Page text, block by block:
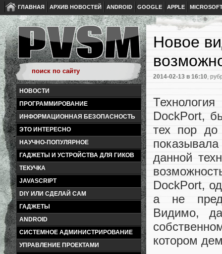
ГЛАВНАЯ АРХИВ НОВОСТЕЙ ANDROID GOOGLE APPLE
НОВОСТИ
ПРОГРАММИРОВАНИЕ
ИНФОРМАЦИОННАЯ БЕЗОПАСНОСТЬ
ЭТО ИНТЕРЕСНО
НАУЧНО-ПОПУЛЯРНОЕ
ГАДЖЕТЫ И УСТРОЙСТВА ДЛЯ ГИКОВ
ТЕКУЧКА
JAVASCRIPT
DIY ИЛИ СДЕЛАЙ САМ
ГАДЖЕТЫ
ANDROID
СИСТЕМНОЕ АДМИНИСТРИРОВАНИЕ
УПРАВЛЕНИЕ ПРОЕКТАМИ
Новое
2014-02-13 в 16:10,
DockPort,
тех пор до
данной
DockPort,
а не
Видимо,
котором